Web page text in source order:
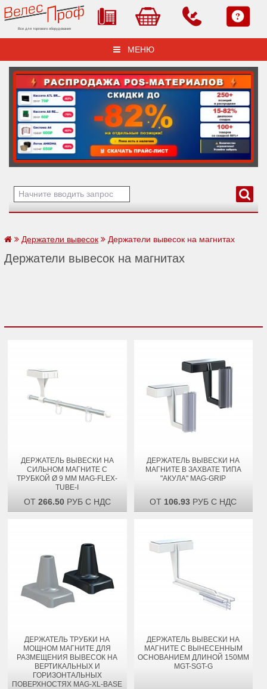
Все для торгового оборудования
МЕНЮ
Держатели вывесок Держатели вывесок на магнитах
Держатели вывесок на магнитах
ДЕРЖАТЕЛЬ ВЫВЕСКИ НА
СИЛЬНОМ МАГНИТЕ С
ТРУБКОЙ Ø 9 ММ MAG-FLEX-
TUBE-I
ОТ 266.50РУБ С НДС
ДЕРЖАТЕЛЬ ВЫВЕСКИ НА
МАГНИТЕ В ЗАХВАТЕ ТИПА
"АКУЛА" MAG-GRIP
ОТ 106.93 РУБ С НДС
ДЕРЖАТЕЛЬ ТРУБКИ НА
МОЩНОМ МАГНИТЕ ДЛЯ
РАЗМЕЩЕНИЯ ВЫВЕСОК НА
ВЕРТИКАЛЬНЫХ И
ГОРИЗОНТАЛЬНЫХ
ПОВЕРХНОСТЯХ MAG-XL-BASE
ДЕРЖАТЕЛЬ ВЫВЕСКИ НА
МАГНИТЕ С ВЫНЕСЕННЫМ
ОСНОВАНИЕМ ДЛИНОЙ 150ММ
MGT-SGT-G